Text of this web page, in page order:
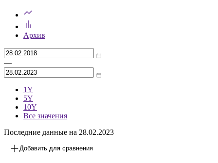
Архив
—
1Y
5Y
10Y
Все значения
Последние данные на 28.02.2023
Добавить для сравнения